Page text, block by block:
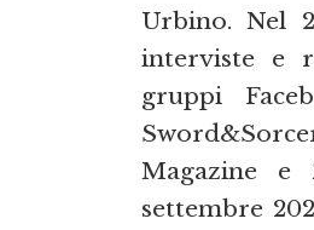
Urbino. Nel
interviste e
gruppi
Magazine e
settembre